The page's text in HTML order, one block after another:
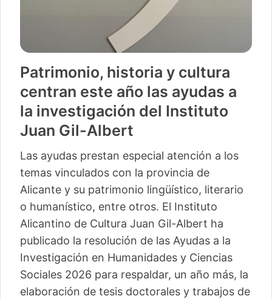
Patrimonio, historia y cultura
centran este año las ayudas a
la investigación del Instituto
Juan Gil-Albert
Las ayudas prestan especial atención a los
temas vinculados con la provincia de
Alicante y su patrimonio lingüístico, literario
o humanístico, entre otros. El Instituto
Alicantino de Cultura Juan Gil-Albert ha
publicado la resolución de las Ayudas a la
Investigación en Humanidades y Ciencias
Sociales 2026 para respaldar, un año más, la
elaboración de tesis doctorales y trabajos de